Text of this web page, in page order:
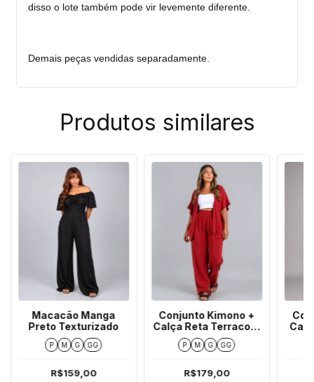
disso o lote também pode vir levemente diferente.
Demais peças vendidas separadamente.
Produtos similares
Macacão Manga
Preto Texturizado
P M G GG
R$159,00
Conjunto Kimono +
Calça Reta Terracota
Texturizado
P M G GG
R$179,00